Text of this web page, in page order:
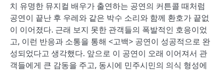
치 유명한 뮤지컬 배우가 출연하는 공연의 커튼콜 때처럼
공연이 끝난 후 우레와 같은 박수 소리와 함께 환호가 끝없
이 이어졌다. 근래 보지 못한 관객들의 폭발적인 호응이었
고, 이런 반응과 소통을 통해 <고백> 공연이 성공적으로 완
성되었다고 생각했다. 앞으로 이 공연이 오래 이어져서 관
객들에게 큰 감동을 주고, 동시에 민주시민의 의식 형성에